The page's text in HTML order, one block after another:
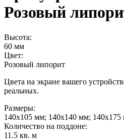
Розовый
Высота:
60 мм
Цвет:
Розовый липорит
Цвета на экране вашего
реальных.
Размеры:
140х105 мм; 140х140 мм;
Количество на поддоне:
11.5 кв. м